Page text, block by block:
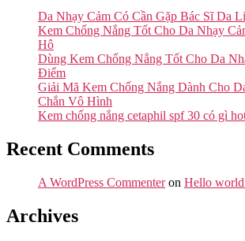
Da Nhạy Cảm Có Cần Gặp Bác Sĩ Da
Kem Chống Nắng Tốt Cho Da Nhạy
Hô
Dùng Kem Chống Nắng Tốt Cho Da
Điểm
Giải Mã Kem Chống Nắng Dành Cho
Chắn Vô Hình
Kem chống nắng cetaphil spf 30 có gì
Recent Comments
A WordPress Commenteron Hello
Archives